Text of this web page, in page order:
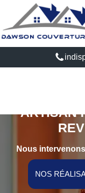
ARTISAN
Nous
NOS